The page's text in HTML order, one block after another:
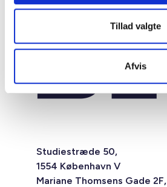
Tillad valgte
Afvis
Studiestræde 50,
1554 København V
Mariane Thomsens Gade 2F,